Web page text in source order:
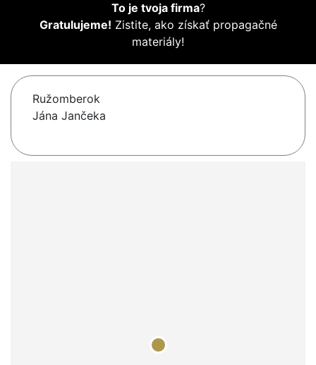
To je tvoja firma?
Gratulujeme! Zistite, ako získať propagačné
materiály!
Ružomberok
Jána Jančeka